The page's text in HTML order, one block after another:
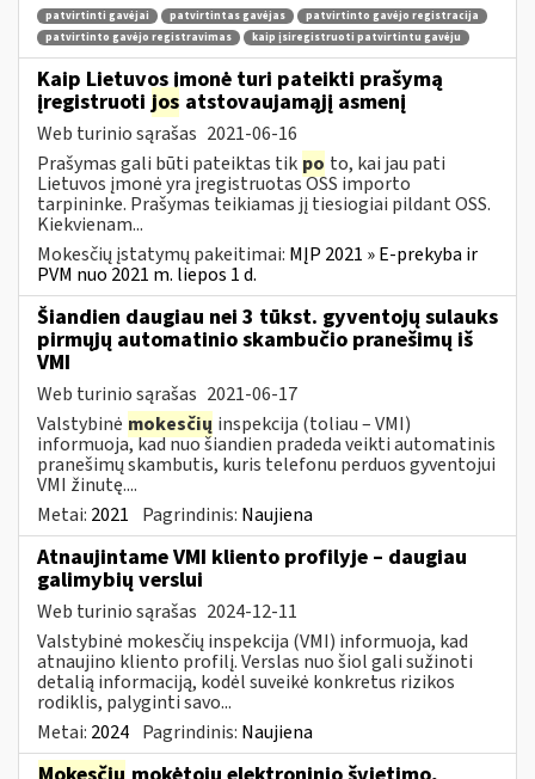
patvirtinti gavėjai patvirtintas gavėjas
patvirtinto gavėjo registracija
patvirtinto gavėjo registravimas
kaip įsiregistruoti patvirtintu gavėju
Kaip Lietuvos įmonė turi pateikti prašymą
įregistruoti jos atstovaujamąjį asmenį
Web turinio sąrašas 2021-06-16
Prašymas gali būti pateiktas tik po to, kai jau pati
Lietuvos įmonė yra įregistruotas OSS importo
tarpininke. Prašymas teikiamas jį tiesiogiai pildant OSS.
Kiekvienam...
Mokesčių įstatymų pakeitimai: MĮP 2021 » E-prekyba ir
PVM nuo 2021 m. liepos 1 d.
Šiandien daugiau nei 3 tūkst. gyventojų sulauks
pirmųjų automatinio skambučio pranešimų iš
VMI
Web turinio sąrašas 2021-06-17
Valstybinė mokesčių inspekcija (toliau – VMI)
informuoja, kad nuo šiandien pradeda veikti automatinis
pranešimų skambutis, kuris telefonu perduos gyventojui
VMI žinutę....
Metai: 2021 Pagrindinis: Naujiena
Atnaujintame VMI kliento profilyje – daugiau
galimybių verslui
Web turinio sąrašas 2024-12-11
Valstybinė mokesčių inspekcija (VMI) informuoja, kad
atnaujino kliento profilį. Verslas nuo šiol gali sužinoti
detalią informaciją, kodėl suveikė konkretus rizikos
rodiklis, palyginti savo...
Metai: 2024 Pagrindinis: Naujiena